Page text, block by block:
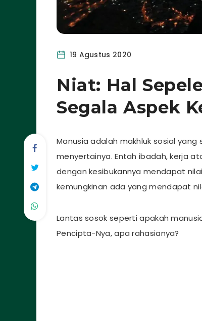
19 Agustus 2020
Niat: Hal
Segala Aspek
Manusia adalah makhluk sosial
menyertainya. Entah ibadah, kerja
dengan kesibukannya mendapat
kemungkinan ada yang mendapat
Lantas sosok seperti apakah
Pencipta-Nya, apa rahasianya?